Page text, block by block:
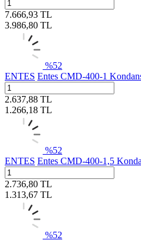
7.666,93 TL
3.986,80 TL
%52
ENTES Entes CMD-400-1
2.637,88 TL
1.266,18 TL
%52
ENTES Entes CMD-400-1,5
2.736,80 TL
1.313,67 TL
%52